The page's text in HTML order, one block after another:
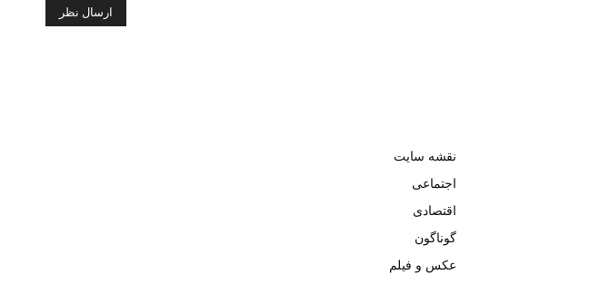
نقشه سایت
اجتماعی
اقتصادی
گوناگون
عکس و فیلم